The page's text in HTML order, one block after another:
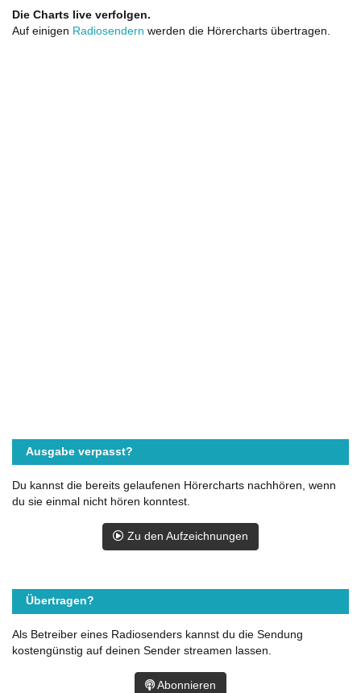
Die Charts live verfolgen.
Auf einigen Radiosendern werden die Hörercharts übertragen.
Ausgabe verpasst?
Du kannst die bereits gelaufenen Hörercharts nachhören, wenn
du sie einmal nicht hören konntest.
Zu den Aufzeichnungen
Übertragen?
Als Betreiber eines Radiosenders kannst du die Sendung
kostengünstig auf deinen Sender streamen lassen.
Abonnieren